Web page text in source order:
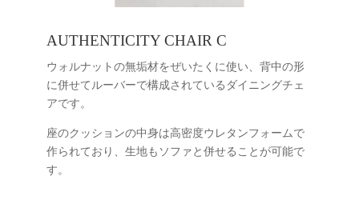
AUTHENTICITY CHAIR C
ウォルナットの無垢材をぜいたくに使い、背中の形
に併せてルーバーで構成されているダイニングチェ
アです。
座のクッションの中身は高密度ウレタンフォームで
作られており、生地もソファと併せることが可能で
す。